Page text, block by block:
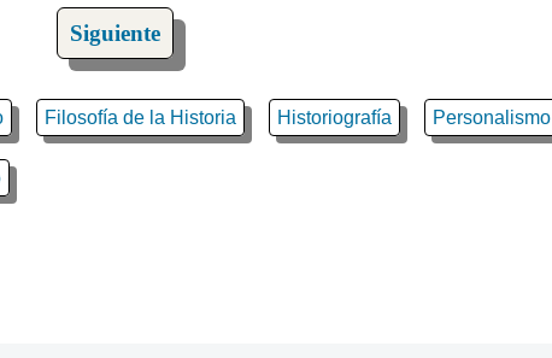
Siguiente
Filosofía de la Historia Historiografía Personalismo